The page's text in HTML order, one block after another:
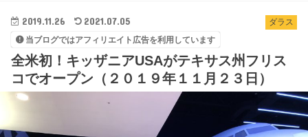
ダラス
2019.11.26 2021.07.05
当ブログではアフィリエイト広告を利用しています
全米初！キッザニアUSAがテキサス州フリス
コでオープン（２０１９年１１月２３日）